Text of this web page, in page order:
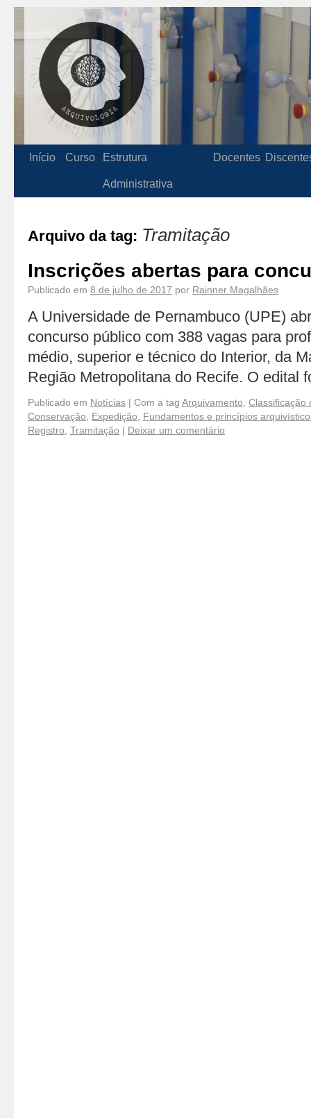
Início Curso Estrutura
Administrativa
Docentes
Arquivo da tag: Tramitação
Inscrições abertas para
Publicado em 8 de julho de 2017 por Rainner Magalhães
A Universidade de Pernambuco (UPE)
concurso público com 388 vagas para
médio, superior e técnico do Interior, da
Região Metropolitana do Recife. O edital
Publicado em Notícias | Com a tag Arquivamento Classificação
Conservação
Expedição
Fundamentos e princípios
Registro Tramitação | Deixar um comentário